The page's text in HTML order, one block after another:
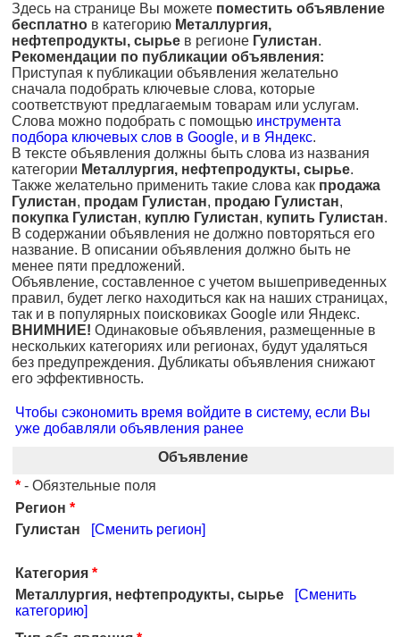
Здесь на странице Вы можете поместить объявление
бесплатно в категорию Металлургия,
нефтепродукты, сырье в регионе Гулистан.
Рекомендации по публикации объявления:
Приступая к публикации объявления желательно
сначала подобрать ключевые слова, которые
соответствуют предлагаемым товарам или услугам.
Слова можно подобрать с помощью инструмента
подбора ключевых слов в Google, и в Яндекс.
В тексте объявления должны быть слова из названия
категории Металлургия, нефтепродукты, сырье.
Также желательно применить такие слова как продажа
Гулистан, продам Гулистан, продаю Гулистан,
покупка Гулистан, куплю Гулистан, купить Гулистан.
В содержании объявления не должно повторяться его
название. В описании объявления должно быть не
менее пяти предложений.
Объявление, составленное с учетом вышеприведенных
правил, будет легко находиться как на наших страницах,
так и в популярных поисковиках Google или Яндекс.
ВНИМНИЕ! Одинаковые объявления, размещенные в
нескольких категориях или регионах, будут удаляться
без предупреждения. Дубликаты объявления снижают
его эффективность.
Чтобы сэкономить время войдите в систему, если Вы
уже добавляли объявления ранее
Объявление
* - Обязтельные поля
Регион *
Гулистан
[Сменить регион]
Категория *
Металлургия, нефтепродукты, сырье
[Сменить
категорию]